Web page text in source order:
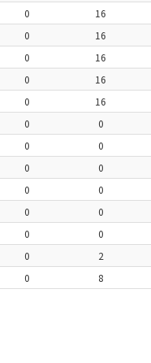
0
16
0
16
0
16
0
16
0
16
0
0
0
0
0
0
0
0
0
0
0
0
0
2
0 8